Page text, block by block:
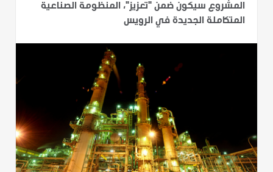
المشروع سيكون ضمن "تعزيز"، المنظومة الصناعية
المتكاملة الجديدة في الرويس